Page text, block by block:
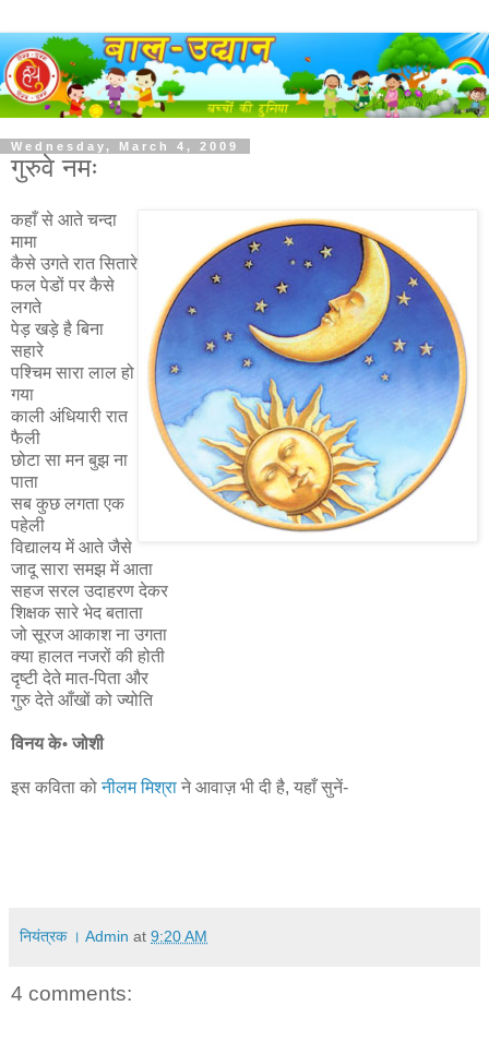
Wednesday, March 4, 2009
गुरुवे नमः
कहाँ से आते चन्दा
मामा
कैसे उगते रात सितारे
फल पेडों पर कैसे
लगते
पेड़ खड़े है बिना
सहारे
पश्चिम सारा लाल हो
गया
काली अंधियारी रात
फैली
छोटा सा मन बुझ ना
पाता
सब कुछ लगता एक
पहेली
विद्यालय में आते जैसे
जादू सारा समझ में आता
सहज सरल उदाहरण देकर
शिक्षक सारे भेद बताता
जो सूरज आकाश ना उगता
क्या हालत नजरों की होती
दृष्टी देते मात-पिता और
गुरु देते आँखों को ज्योति
विनय के॰ जोशी
इस कविता कोनीलम मिश्रा ने आवाज़ भी दी है, यहाँ सुनें-
नियंत्रक । Admin at 9:20 AM
4 comments: